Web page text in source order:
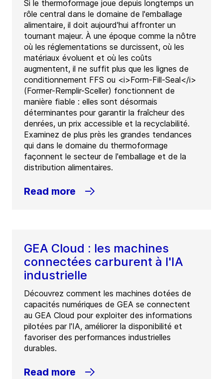
Si le thermoformage joue depuis longtemps un
rôle central dans le domaine de l'emballage
alimentaire, il doit aujourd'hui affronter un
tournant majeur. À une époque comme la nôtre
où les réglementations se durcissent, où les
matériaux évoluent et où les coûts
augmentent, il ne suffit plus que les lignes de
conditionnement FFS ou <i>Form-Fill-Seal</i>
(Former-Remplir-Sceller) fonctionnent de
manière fiable : elles sont désormais
déterminantes pour garantir la fraîcheur des
denrées, un prix accessible et la recyclabilité.
Examinez de plus près les grandes tendances
qui dans le domaine du thermoformage
façonnent le secteur de l'emballage et de la
distribution alimentaires.
Read more
GEA Cloud : les machines
connectées carburent à l'IA
industrielle
Découvrez comment les machines dotées de
capacités numériques de GEA se connectent
au GEA Cloud pour exploiter des informations
pilotées par l'IA, améliorer la disponibilité et
favoriser des performances industrielles
durables.
Read more